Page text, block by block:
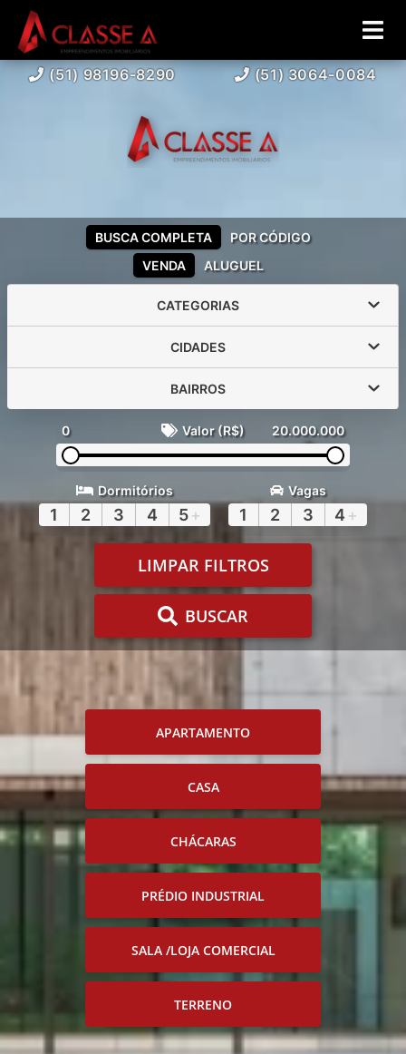
(51) 98196-8290 (51) 3064-0084
VENDA ALUGUEL
BUSCA COMPLETA POR CÓDIGO
CATEGORIAS
CIDADES
BAIRROS
0 Valor (R$) 20.000.000
Dormitórios
1 2 3 4 5+
Vagas
1 2 3 4 +
LIMPAR FILTROS
BUSCAR
APARTAMENTO
CASA
CHÁCARAS
PRÉDIO INDUSTRIAL
SALA /LOJA COMERCIAL
TERRENO